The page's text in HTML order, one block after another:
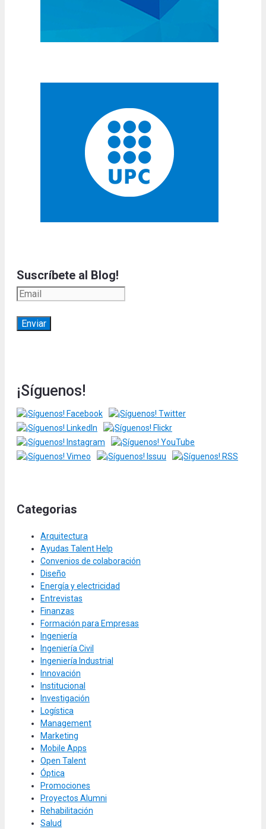
Suscríbete al Blog!
¡Síguenos!
Categorias
Arquitectura
Ayudas Talent Help
Convenios de colaboración
Diseño
Energía y electricidad
Entrevistas
Finanzas
Formación para Empresas
Ingeniería
Ingeniería Civil
Ingeniería Industrial
Innovación
Institucional
Investigación
Logística
Management
Marketing
Mobile Apps
Open Talent
Óptica
Promociones
Proyectos Alumni
Rehabilitación
Salud